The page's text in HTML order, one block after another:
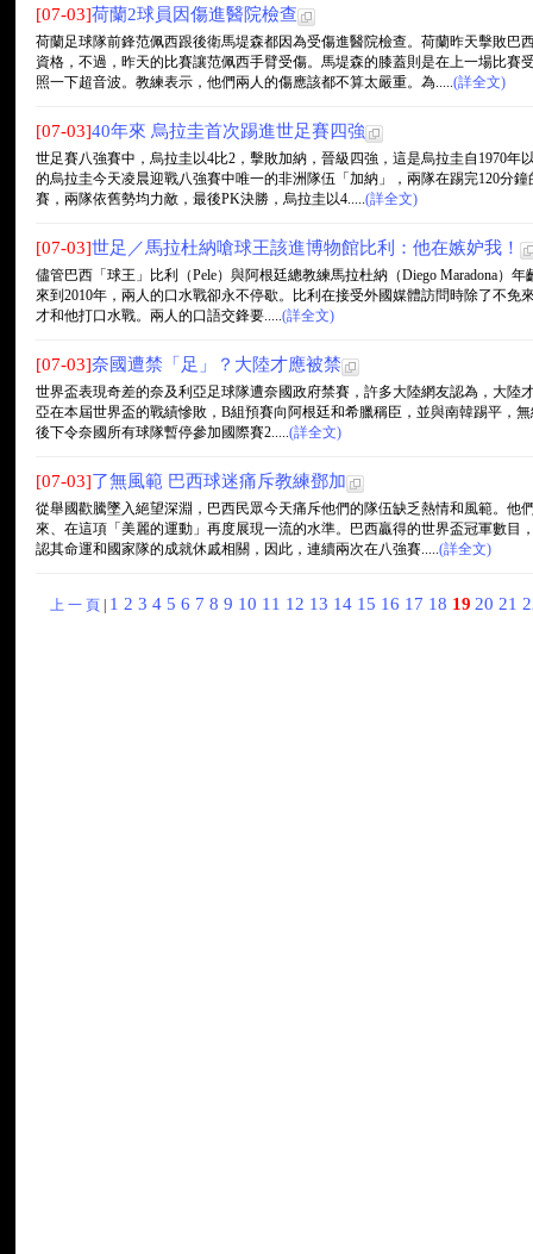
[07-03]荷蘭2球員因傷進醫院檢查
荷蘭足球隊前鋒范佩西跟後衛馬堤森都因為受傷進醫院檢查。荷蘭昨天擊敗巴
資格，不過，昨天的比賽讓范佩西手臂受傷。馬堤森的膝蓋則是在上一場比賽
照一下超音波。教練表示，他們兩人的傷應該都不算太嚴重。為.....(詳全文)
[07-03]40年來 烏拉圭首次踢進世足賽四強
世足賽八強賽中，烏拉圭以4比2，擊敗加納，晉級四強，這是烏拉圭自1970年
的烏拉圭今天凌晨迎戰八強賽中唯一的非洲隊伍「加納」，兩隊在踢完120分
賽，兩隊依舊勢均力敵，最後PK決勝，烏拉圭以4.....(詳全文)
[07-03]世足／馬拉杜納嗆球王該進博物館比利：他在嫉妒我！
儘管巴西「球王」比利（Pele）與阿根廷總教練馬拉杜納（Diego Maradona）
來到2010年，兩人的口水戰卻永不停歇。比利在接受外國媒體訪問時除了不免
才和他打口水戰。兩人的口語交鋒要.....(詳全文)
[07-03]奈國遭禁「足」？大陸才應被禁
世界盃表現奇差的奈及利亞足球隊遭奈國政府禁賽，許多大陸網友認為，大陸
亞在本屆世界盃的戰績慘敗，B組預賽向阿根廷和希臘稱臣，並與南韓踢平，無
後下令奈國所有球隊暫停參加國際賽2.....(詳全文)
[07-03]了無風範 巴西球迷痛斥教練鄧加
從舉國歡騰墜入絕望深淵，巴西民眾今天痛斥他們的隊伍缺乏熱情和風範。他
來、在這項「美麗的運動」再度展現一流的水準。巴西贏得的世界盃冠軍數目
認其命運和國家隊的成就休戚相關，因此，連續兩次在八強賽.....(詳全文)
上 一 頁| 1 2 3 4 5 6 7 8 9 10 11 12 13 14 15 16 17 18 19 20 21